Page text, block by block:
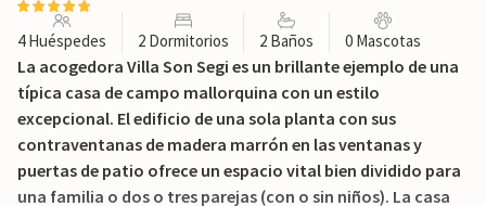
4 Huéspedes 2 Dormitorios 2 Baños 0 Mascotas
La acogedora Villa Son Segi es un brillante ejemplo de una
típica casa de campo mallorquina con un estilo
excepcional. El edificio de una sola planta con sus
contraventanas de madera marrón en las ventanas y
puertas de patio ofrece un espacio vital bien dividido para
una familia o dos o tres parejas (con o sin niños). La casa